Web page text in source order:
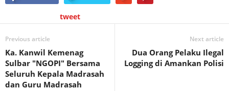
tweet
Previous article
Ka. Kanwil Kemenag
Sulbar "NGOPI" Bersama
Seluruh Kepala Madrasah
dan Guru Madrasah
Next article
Dua Orang Pelaku Ilegal
Logging di Amankan Polisi